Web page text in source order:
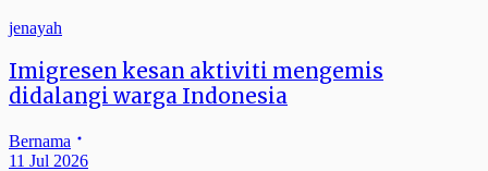
jenayah
Imigresen kesan aktiviti mengemis
didalangi warga Indonesia
Bernama
11 Jul 2026